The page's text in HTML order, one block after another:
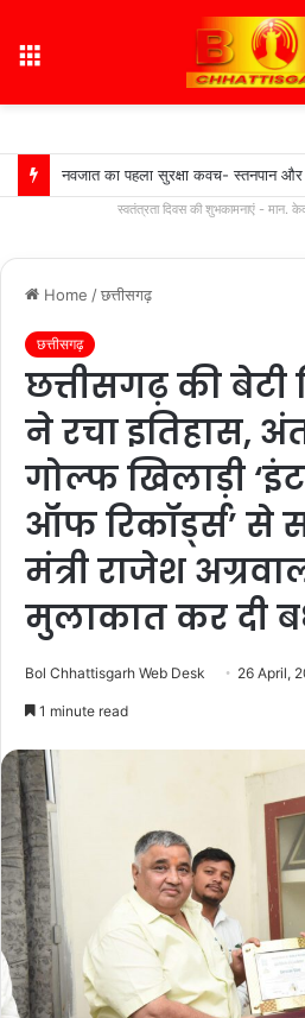
नवजात का पहला सुरक्षा कवच- स्तनपान
स्वतंत्रता दिवस की शुभकामनाएं - मान.
Home /छत्तीसगढ़
छत्तीसगढ़
छत्तीसगढ़ की बेटी
ने रचा इतिहास,
गोल्फ खिलाड़ी
ऑफ रिकॉर्ड्स’ से
मंत्री राजेश
मुलाकात कर दी
Bol Chhattisgarh Web Desk 26 April,
1 minute read